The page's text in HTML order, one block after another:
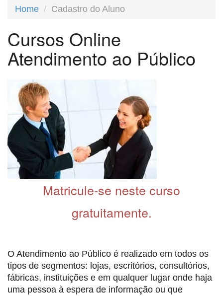
Home Cadastro do Aluno
Cursos Online
Atendimento ao Público
Matricule-se neste curso
gratuitamente.
O Atendimento ao Público é realizado em todos os
tipos de segmentos: lojas, escritórios, consultórios,
fábricas, instituições e em qualquer lugar onde haja
uma pessoa à espera de informação ou que